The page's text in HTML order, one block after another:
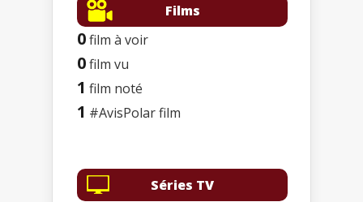
Films
0film à voir
0film vu
1 film noté
1 #AvisPolar film
Séries TV